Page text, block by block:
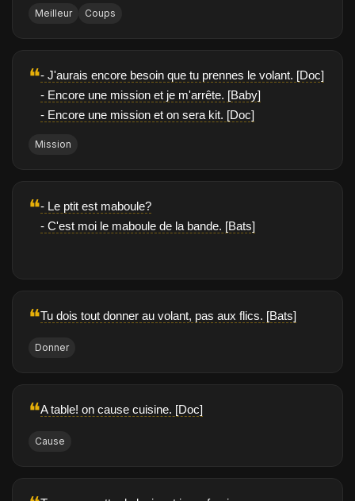
Meilleur Coups
❝- J'aurais encore besoin que tu prennes le volant. [Doc]
- Encore une mission et je m'arrête. [Baby]
- Encore une mission et on sera kit. [Doc]
Mission
❝- Le ptit est maboule?
- C'est moi le maboule de la bande. [Bats]
❝Tu dois tout donner au volant, pas aux flics. [Bats]
Donner
❝A table! on cause cuisine. [Doc]
Cause